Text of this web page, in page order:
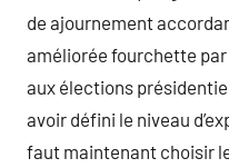
de ajournement
améliorée fourchette
aux élections
avoir défini le niveau
faut maintenant choisir